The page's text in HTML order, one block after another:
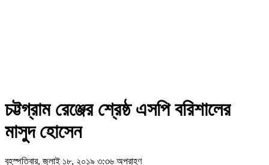
চট্টগ্রাম রেঞ্জের শ্রেষ্ঠ এসপি বরিশালের
মাসুদ হোসেন
বৃহস্পতিবার, জুলাই ১৮, ২০১৯ ৩:৩৬ অপরাহ্ণ